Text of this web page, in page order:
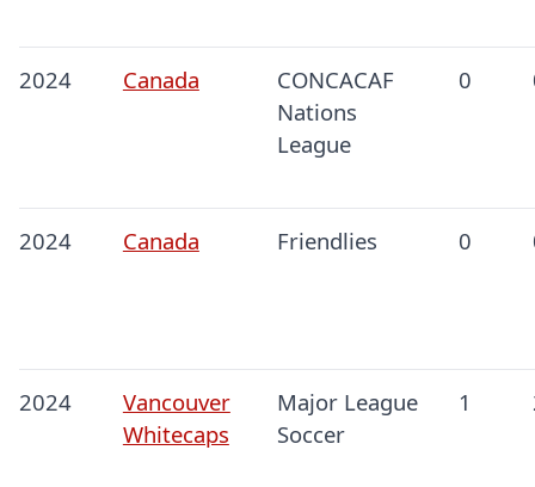
2024 Canada
CONCACAF
Nations
League
0
2024 Canada Friendlies 0
2024
Vancouver
Whitecaps
Major League
Soccer
1